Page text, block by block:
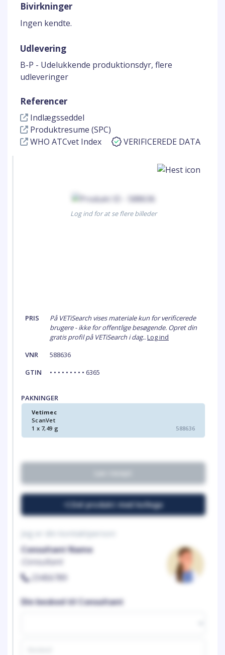
Bivirkninger
Ingen kendte.
Udlevering
B-P - Udelukkende produktionsdyr, flere
udleveringer
Referencer
Indlægsseddel
Produktresume (SPC)
WHO ATCvet Index
VERIFICEREDE DATA
Log ind for at se flere billeder
PRIS
På VETiSearch vises materiale kun for verificerede
brugere - ikke for offentlige besøgende. Opret din
gratis profil på VETiSearch i dag..Log ind
VNR
588636
GTIN
• • • • • • • • • 6365
PAKNINGER
Vetimec
ScanVet
1 x 7,49 g
588636
Del produkt med kollega
Jeg er din kontaktperson
Consultant Name
Consultant
23456789
Din besked til Consultant